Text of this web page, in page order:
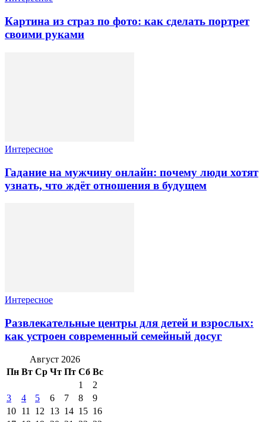
Картина из страз по фото: как сделать портрет
своими руками
Интересное
Гадание на мужчину онлайн: почему люди хотят
узнать, что ждёт отношения в будущем
Интересное
Развлекательные центры для детей и взрослых:
как устроен современный семейный досуг
Август 2026
Пн Вт Ср Чт Пт Сб Вс
1
2
3
4 5 6 7 8
9
10 11 12 13 14 15 16